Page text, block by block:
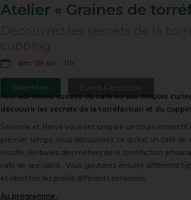
Atelier « Graines de
dim. 28 avr. - 11h
Billetterie Event Facebook
Avis aux amoureux.ses du café ou aux simples
découvrir les secrets de la torréfaction et du
Séverine et Hervé vous ont préparé un cours interactif
premier temps, vous découvrirez ce qu’est un café de
récolte, les bases des métiers de la torréfaction
café de spécialité. Vous gouterez ensuite différents
et identifier les profils différents sensoriels.
Au programme :